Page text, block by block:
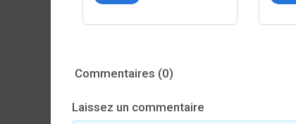
Commentaires (0)
Laissez un commentaire